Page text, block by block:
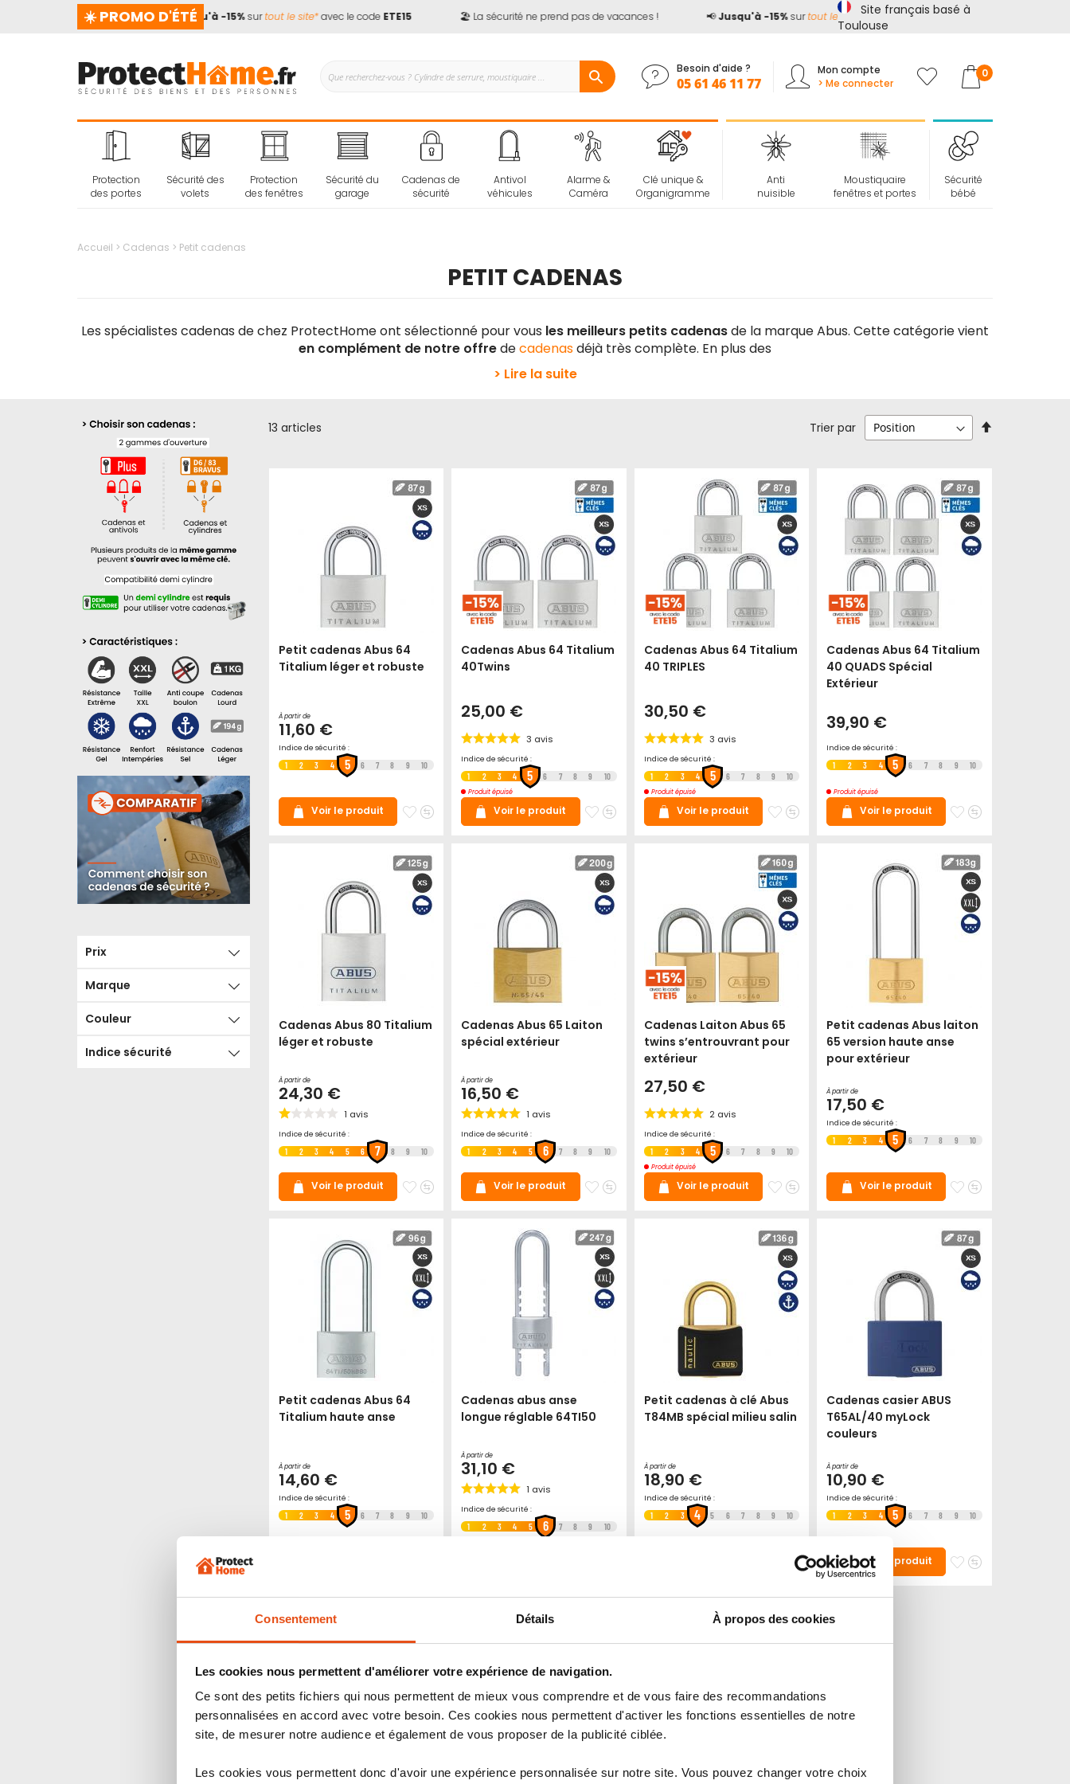
Consentement Détails À propos des cookies
Les cookies nous permettent d'améliorer votre expérience de navigation.
Ce sont des petits fichiers qui nous permettent de mieux vous comprendre et de vous faire des recommandations
personnalisées en accord avec votre besoin. Ces cookies nous permettent d'activer les fonctions essentielles de notre
site, de mesurer notre audience et également de vous proposer de la publicité ciblée.
Les cookies vous permettent donc d'avoir une expérience personnalisée sur notre site. Vous pouvez changer votre choix
☀️ PROMO D'ÉTÉ
pas de vacances ! 📢 Jusqu'à -15%surtout le site*avec le codeETE15 🏖️ La sécurité ne prend pas de vacances ! Jusqu'à -15%surtout le site* avec le codeETE15
Site français basé à
Toulouse
Besoin d'aide ?
05 61 46 11 77
Mon compte
> Me connecter
Mon panier
0
Protection
des portes
Sécurité des
volets
Protection
des fenêtres
Sécurité du
garage
Cadenas de
sécurité
Antivol
véhicules
Alarme &
Caméra
Clé unique &
Organigramme
Anti
nuisible
Moustiquaire
fenêtres et portes
Sécurité
bébé
Accueil Cadenas Petit cadenas
PETIT CADENAS
Les spécialistes cadenas de chez ProtectHome ont sélectionné pour vous les meilleurs petits cadenasde la marque Abus. Cette catégorie vient
en complément de notre offredecadenasdéjà très complète. En plus des
> Lire la suite
13 articles Trier par
Petit cadenas Abus 64
Titalium léger et robuste
À partir de
11,60 €
Indice de sécurité :
1 2 3 4 5 6 7 8 9 10
Voir le produit
Ajouter
favoris
Ajouter
Cadenas Abus 64 Titalium
40Twins
25,00 €
3 avis
Indice de sécurité :
1 2 3 4 5 6 7 8 9 10
Produit épuisé
Voir le produit
Ajouter
favoris
Ajouter
Cadenas Abus 64 Titalium
40 TRIPLES
30,50 €
3 avis
Indice de sécurité :
1 2 3 4 5 6 7 8 9 10
Produit épuisé
Voir le produit
Ajouter
favoris
Ajouter
Cadenas Abus 64 Titalium
40 QUADS Spécial
Extérieur
39,90 €
Indice de sécurité :
1 2 3 4 5 6 7 8 9 10
Produit épuisé
Voir le produit
Ajouter
favoris
Ajouter
Cadenas Abus 80 Titalium
léger et robuste
À partir de
24,30 €
1 avis
Indice de sécurité :
1 2 3 4 5 6 7 8 9 10
Voir le produit
Ajouter
favoris
Ajouter
Cadenas Abus 65 Laiton
spécial extérieur
À partir de
16,50 €
1 avis
Indice de sécurité :
1 2 3 4 5 6 7 8 9 10
Voir le produit
Ajouter
favoris
Ajouter
Cadenas Laiton Abus 65
twins s’entrouvrant pour
extérieur
27,50 €
2avis
Indice de sécurité :
1 2 3 4 5 6 7 8 9 10
Produit épuisé
Voir le produit
Ajouter
favoris
Ajouter
Petit cadenas Abus laiton
65 version haute anse
pour extérieur
À partir de
17,50 €
Indice de sécurité :
1 2 3 4 5 6 7 8 9 10
Voir le produit
Ajouter
favoris
Ajouter
Petit cadenas Abus 64
Titalium haute anse
À partir de
14,60 €
Indice de sécurité :
1 2 3 4 5 6 7 8 9 10
mescomparateur
Cadenas abus anse
longue réglable 64TI50
À partir de
31,10 €
1 avis
Indice de sécurité :
1 2 3 4 5 6 7 8 9 10
mescomparateur
Petit cadenas à clé Abus
T84MB spécial milieu salin
À partir de
18,90 €
Indice de sécurité :
1 2 3 4 5 6 7 8 9 10
Ajouter
mes
favoris
Ajouter
comparateur
Cadenas casier ABUS
T65AL/40 myLock
couleurs
À partir de
10,90 €
Indice de sécurité :
1 2 3 4 5 6 7 8 9 10
Voir le produit
AjouterAjouter
Cadenas Abus à
Prix
Marque
Couleur
Indice sécurité